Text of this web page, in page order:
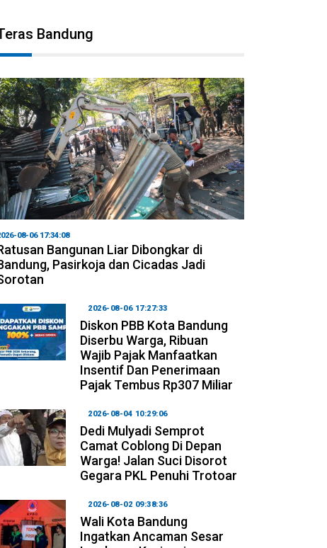
Bandung
08-06 17:34:08
Bangunan Liar Dibongkar di
Pasirkoja dan Cicadas Jadi
2026-08-06 17:27:33
Diskon PBB Kota Bandung
Diserbu Warga, Ribuan
Wajib Pajak Manfaatkan
Insentif Dan Penerimaan
Pajak Tembus Rp307 Miliar
2026-08-04 10:29:06
Dedi Mulyadi Semprot
Camat Coblong Di Depan
Warga! Jalan Suci Disorot
Gegara PKL Penuhi Trotoar
2026-08-02 09:38:36
Wali Kota Bandung
Ingatkan Ancaman Sesar